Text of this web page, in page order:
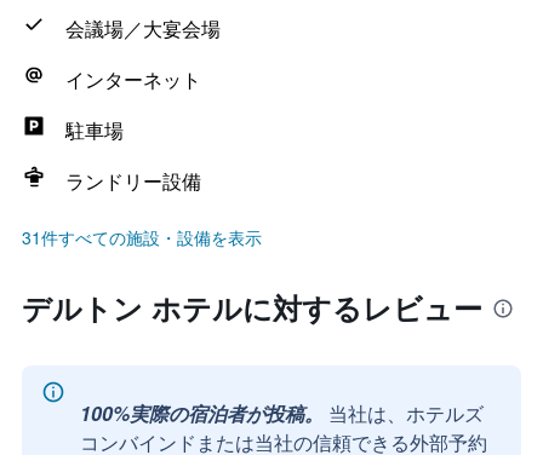
会議場／大宴会場
インターネット
駐車場
ランドリー設備
31件すべての施設・設備を表示
デルトン ホテルに対するレビュー
100%実際の宿泊者が投稿。
当社は、ホテルズ
コンバインドまたは当社の信頼できる外部予約